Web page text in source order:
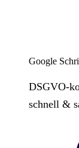
Google
DSGVO-
schnell &